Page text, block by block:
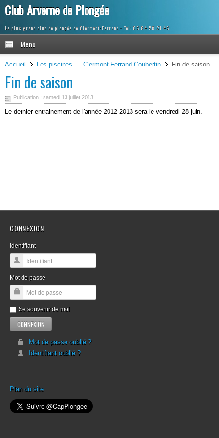
Club Arverne de Plongée
Le plus grand club de plongée de Clermont-Ferrand
Menu
Accueil Les piscines Clermont-Ferrand Coubertin Fin de saison
Fin de saison
Publication : samedi 13 juillet 2013
Le dernier entrainement de l'année 2012-2013 sera le vendredi 28 juin.
CONNEXION
Identifiant
Mot de passe
Se souvenir de moi
Mot de passe oublié ?
Identifiant oublié ?
Plan du site